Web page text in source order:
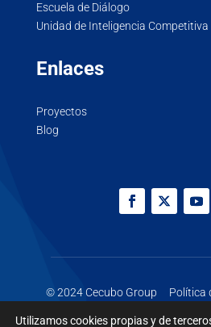
Escuela de Diálogo
Unidad de Inteligencia Competitiva
Enlaces
Proyectos
Blog
© 2024 Cecubo Group Política
Utilizamos cookies propias y de